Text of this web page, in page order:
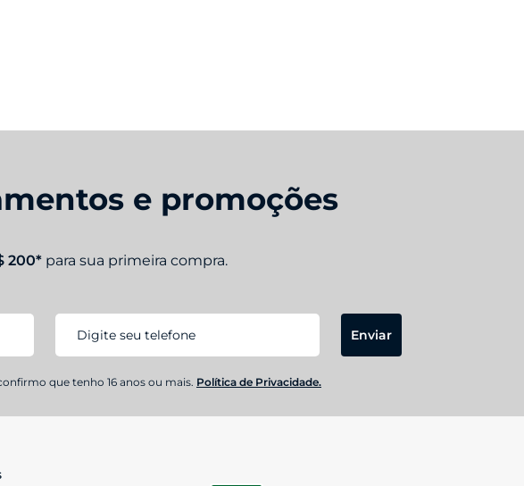
e promoções
200* para sua primeira compra.
Enviar
que tenho 16 anos ou mais. Política de Privacidade.